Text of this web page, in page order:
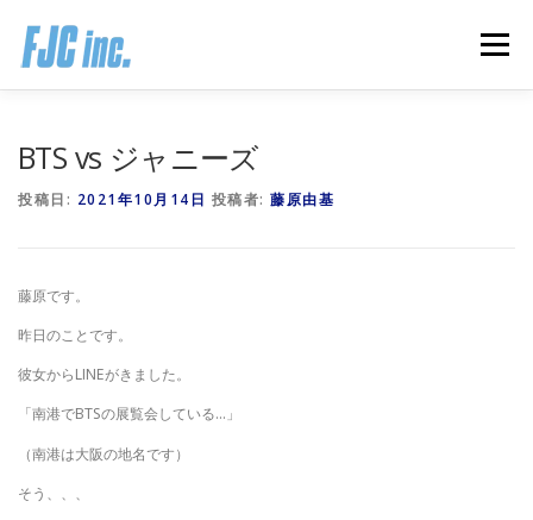
メニュー
BTS vs ジャニーズ
投稿日: 2021年10月14日 投稿者: 藤原由基
藤原です。
昨日のことです。
彼女からLINEがきました。
「南港でBTSの展覧会している…」
（南港は大阪の地名です）
そう、、、